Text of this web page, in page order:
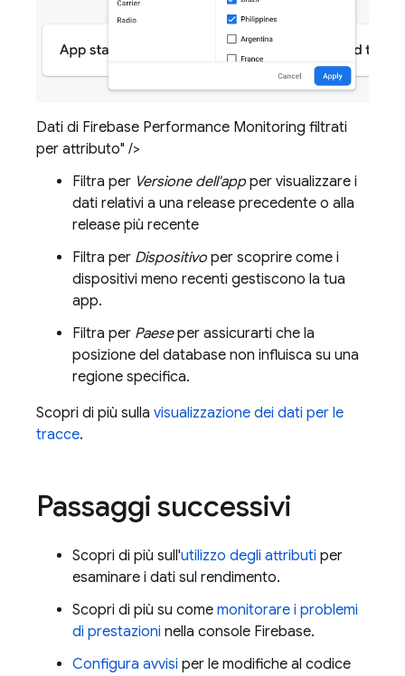
Dati di Firebase Performance Monitoring filtrati
per attributo" />
Filtra per Versione dell'appper visualizzare i
dati relativi a una release precedente o alla
release più recente
Filtra per Dispositivo per scoprire come i
dispositivi meno recenti gestiscono la tua
app.
Filtra per Paeseper assicurarti che la
posizione del database non influisca su una
regione specifica.
Scopri di più sulla visualizzazione dei dati per le
tracce.
Passaggi successivi
Scopri di più sull'utilizzo degli attributi per
esaminare i dati sul rendimento.
Scopri di più su come monitorare i problemi
di prestazioni nella console Firebase.
Configura avvisi per le modifiche al codice